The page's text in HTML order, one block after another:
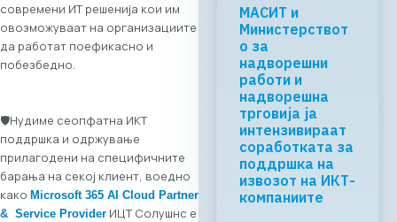
современи ИТ решенија кои им
овозможуваат на организациите
да работат поефикасно и
побезбедно.
🛡️Нудиме сеопфатна ИКТ
поддршка и одржување
прилагодени на специфичните
барања на секој клиент, воедно
како Microsoft 365 AI Cloud Partner
& Service Provider ИЦТ Солушнс е
Регионалната
tech соработка
започнува во
Скопје: Digital
Bridge &
Business ICT
Forum 2026 –
04.06.2026
За првпат се
создава
организирана